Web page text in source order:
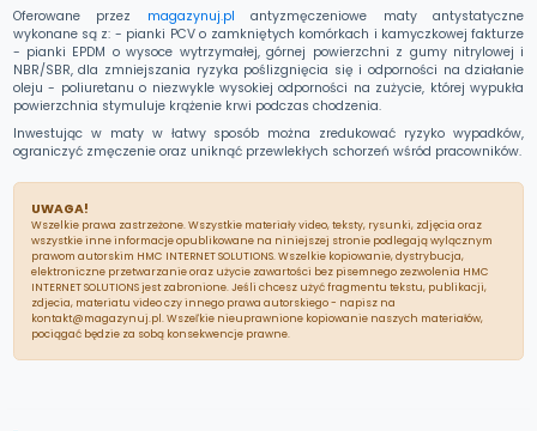
Oferowane przez magazynuj.pl antyzmęczeniowe maty antystatyczne
wykonane są z: - pianki PCV o zamkniętych komórkach i kamyczkowej fakturze
- pianki EPDM o wysoce wytrzymałej, górnej powierzchni z gumy nitrylowej i
NBR/SBR, dla zmniejszania ryzyka poślizgnięcia się i odporności na działanie
oleju - poliuretanu o niezwykle wysokiej odporności na zużycie, której wypukła
powierzchnia stymuluje krążenie krwi podczas chodzenia.
Inwestując w maty w łatwy sposób można zredukować ryzyko wypadków,
ograniczyć zmęczenie oraz uniknąć przewlekłych schorzeń wśród pracowników.
UWAGA!
Wszelkie prawa zastrzeżone. Wszystkie materiały video, teksty, rysunki, zdjęcia oraz
wszystkie inne informacje opublikowane na niniejszej stronie podlegają wylącznym
prawom autorskim HMC INTERNET SOLUTIONS. Wszelkie kopiowanie, dystrybucja,
elektroniczne przetwarzanie oraz użycie zawartości bez pisemnego zezwolenia HMC
INTERNET SOLUTIONS jest zabronione. Jeśli chcesz użyć fragmentu tekstu, publikacji,
zdjecia, materiatu video czy innego prawa autorskiego - napisz na
kontakt@magazynuj.pl. Wszeľkie nieuprawnione kopiowanie naszych materiałów,
pociągać będzie za sobą konsekwencje prawne.